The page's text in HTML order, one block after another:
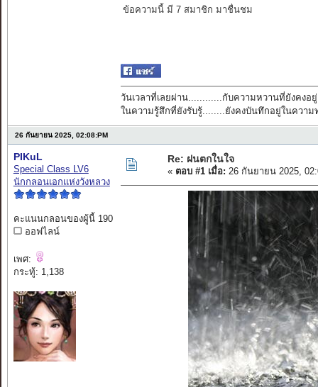
ข้อความนี้ มี 7 สมาชิก มาชื่นชม
วันเวลาที่เลยผ่าน............กับความหวานที่ยังคงอยู่
ในความรู้สึกที่ยังรับรู้........ยังคงบันทึกอยู่ในความ
26 กันยายน 2025, 02:08:PM
PIKuL
Special Class LV6
นักกลอนเอกแห่งวังหลวง
คะแนนกลอนของผู้นี้ 190
ออฟไลน์
เพศ:
กระทู้: 1,138
Re: ฝนตกในใจ
« ตอบ #1 เมื่อ: 26 กันยายน 2025,